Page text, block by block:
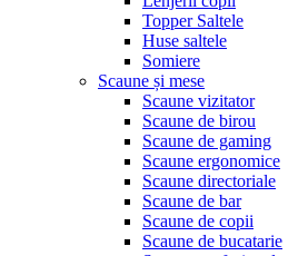
Topper Saltele
Huse saltele
Somiere
Scaune și mese
Scaune vizitator
Scaune de birou
Scaune de gaming
Scaune ergonomice
Scaune directoriale
Scaune de bar
Scaune de copii
Scaune de bucatarie